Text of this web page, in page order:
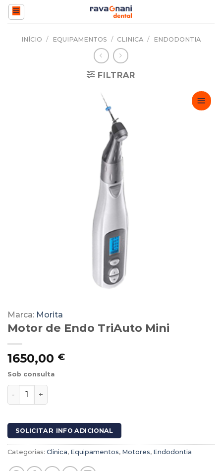
Skip
INÍCIO / EQUIPAMENTOS / CLINICA / ENDODONTIA
FILTRAR
Marca: Morita
Motor de Endo TriAuto Mini
1650,00 €
Sob consulta
Quantidade de Motor de Endo TriAuto Mini
SOLICITAR INFO ADICIONAL
Categorias: Clinica, Equipamentos, Motores, Endodontia